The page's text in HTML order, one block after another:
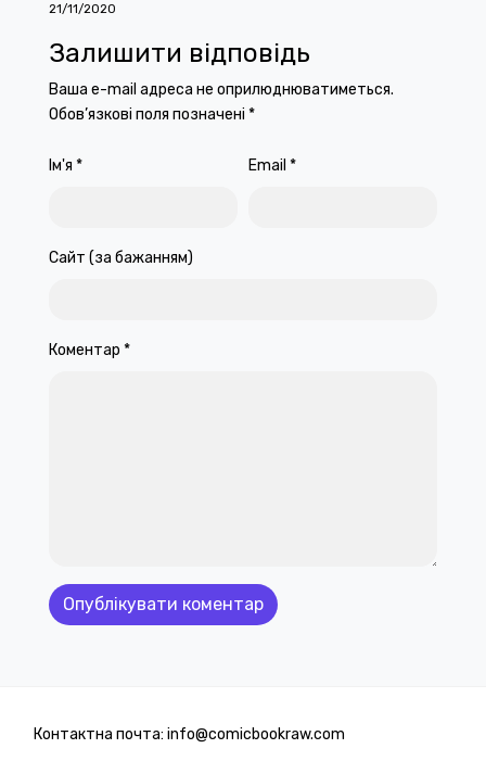
21/11/2020
Залишити відповідь
Ваша e-mail адреса не оприлюднюватиметься.
Обов’язкові поля позначені *
Ім'я * Email *
Сайт (за бажанням)
Коментар *
Контактна почта: info@comicbookraw.com